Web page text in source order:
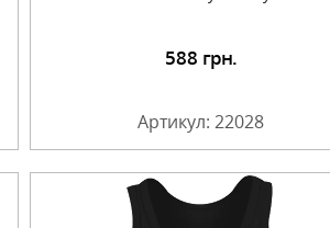
588 грн.
Артикул: 22028
Подробнее